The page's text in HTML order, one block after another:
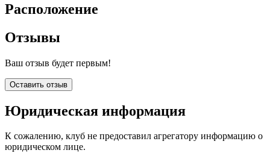
Расположение
Отзывы
Ваш отзыв будет первым!
Оставить отзыв
Юридическая информация
К сожалению, клуб не предоставил агрегатору информацию о
юридическом лице.